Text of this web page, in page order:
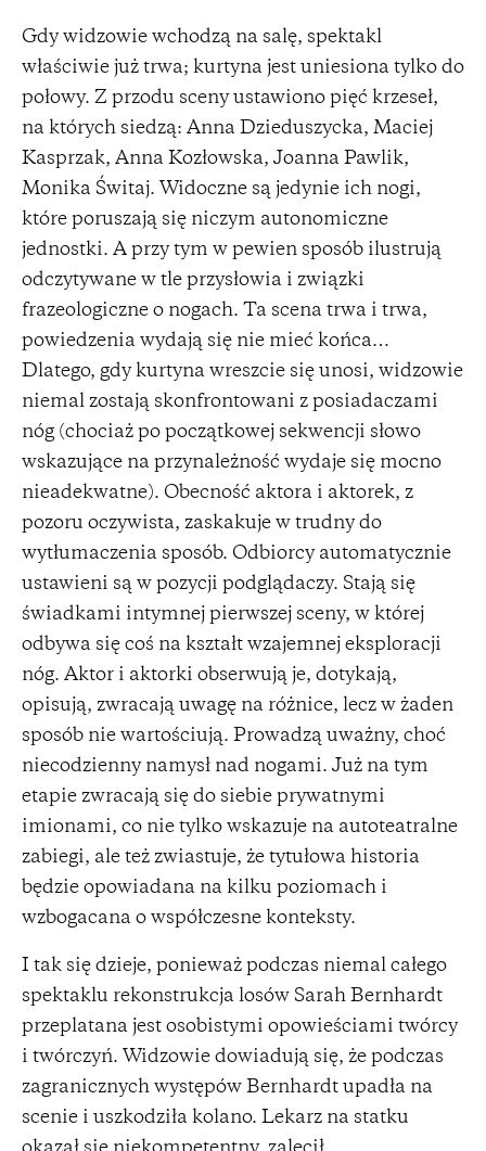
Gdy widzowie wchodzą na salę, spektakl
właściwie już trwa; kurtyna jest uniesiona tylko do
połowy. Z przodu sceny ustawiono pięć krzeseł,
na których siedzą: Anna Dzieduszycka, Maciej
Kasprzak, Anna Kozłowska, Joanna Pawlik,
Monika Świtaj. Widoczne są jedynie ich nogi,
które poruszają się niczym autonomiczne
jednostki. A przy tym w pewien sposób ilustrują
odczytywane w tle przysłowia i związki
frazeologiczne o nogach. Ta scena trwa i trwa,
powiedzenia wydają się nie mieć końca…
Dlatego, gdy kurtyna wreszcie się unosi, widzowie
niemal zostają skonfrontowani z posiadaczami
nóg (chociaż po początkowej sekwencji słowo
wskazujące na przynależność wydaje się mocno
nieadekwatne). Obecność aktora i aktorek, z
pozoru oczywista, zaskakuje w trudny do
wytłumaczenia sposób. Odbiorcy automatycznie
ustawieni są w pozycji podglądaczy. Stają się
świadkami intymnej pierwszej sceny, w której
odbywa się coś na kształt wzajemnej eksploracji
nóg. Aktor i aktorki obserwują je, dotykają,
opisują, zwracają uwagę na różnice, lecz w żaden
sposób nie wartościują. Prowadzą uważny, choć
niecodzienny namysł nad nogami. Już na tym
etapie zwracają się do siebie prywatnymi
imionami, co nie tylko wskazuje na autoteatralne
zabiegi, ale też zwiastuje, że tytułowa historia
będzie opowiadana na kilku poziomach i
wzbogacana o współczesne konteksty.
I tak się dzieje, ponieważ podczas niemal całego
spektaklu rekonstrukcja losów Sarah Bernhardt
przeplatana jest osobistymi opowieściami twórcy
i twórczyń. Widzowie dowiadują się, że podczas
zagranicznych występów Bernhardt upadła na
scenie i uszkodziła kolano. Lekarz na statku